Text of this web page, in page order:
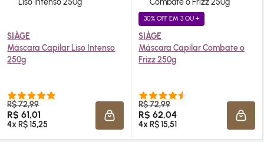
SIÀGE
Máscara Capilar Liso Intenso
250g
R$ 72,99
R$ 61,01
4x R$ 15,25 ADICIONAR À SACOLA
30% OFF EM 3 OU +
SIÀGE
Máscara Capilar Combate o
Frizz 250g
R$ 72,99
R$ 62,04
4x R$ 15,51